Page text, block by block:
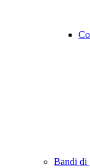
Bandi di